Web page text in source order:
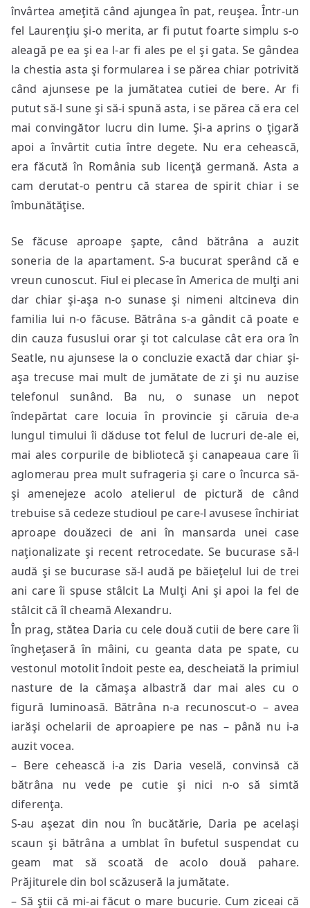
învârtea ameţită când ajungea în pat, reuşea. Într-un
fel Laurenţiu şi-o merita, ar fi putut foarte simplu s-o
aleagă pe ea şi ea l-ar fi ales pe el şi gata. Se gândea
la chestia asta şi formularea i se părea chiar potrivită
când ajunsese pe la jumătatea cutiei de bere. Ar fi
putut să-l sune şi să-i spună asta, i se părea că era cel
mai convingător lucru din lume. Şi-a aprins o ţigară
apoi a învârtit cutia între degete. Nu era cehească,
era făcută în România sub licenţă germană. Asta a
cam derutat-o pentru că starea de spirit chiar i se
îmbunătăţise.
Se făcuse aproape şapte, când bătrâna a auzit
soneria de la apartament. S-a bucurat sperând că e
vreun cunoscut. Fiul ei plecase în America de mulţi ani
dar chiar şi-aşa n-o sunase şi nimeni altcineva din
familia lui n-o făcuse. Bătrâna s-a gândit că poate e
din cauza fususlui orar şi tot calculase cât era ora în
Seatle, nu ajunsese la o concluzie exactă dar chiar şi-
aşa trecuse mai mult de jumătate de zi şi nu auzise
telefonul sunând. Ba nu, o sunase un nepot
îndepărtat care locuia în provincie şi căruia de-a
lungul timului îi dăduse tot felul de lucruri de-ale ei,
mai ales corpurile de bibliotecă şi canapeaua care îi
aglomerau prea mult sufrageria şi care o încurca să-
şi amenejeze acolo atelierul de pictură de când
trebuise să cedeze studioul pe care-l avusese închiriat
aproape douăzeci de ani în mansarda unei case
naţionalizate şi recent retrocedate. Se bucurase să-l
audă şi se bucurase să-l audă pe băieţelul lui de trei
ani care îi spuse stâlcit La Mulţi Ani şi apoi la fel de
stâlcit că îl cheamă Alexandru.
În prag, stătea Daria cu cele două cutii de bere care îi
îngheţaseră în mâini, cu geanta data pe spate, cu
vestonul motolit îndoit peste ea, descheiată la primiul
nasture de la cămaşa albastră dar mai ales cu o
figură luminoasă. Bătrâna n-a recunoscut-o – avea
iarăşi ochelarii de aproapiere pe nas – până nu i-a
auzit vocea.
– Bere cehească i-a zis Daria veselă, convinsă că
bătrâna nu vede pe cutie şi nici n-o să simtă
diferenţa.
S-au aşezat din nou în bucătărie, Daria pe acelaşi
scaun şi bătrâna a umblat în bufetul suspendat cu
geam mat să scoată de acolo două pahare.
Prăjiturele din bol scăzuseră la jumătate.
– Să ştii că mi-ai făcut o mare bucurie. Cum ziceai că